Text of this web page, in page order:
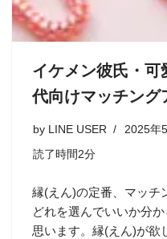
イケメン彼氏・可
代向けマッチング
by LINE USER 2025年
読了時間2分
縁(えん)の定番、マッチ
どれを選んでいいか分
思います。縁(えん)が欲